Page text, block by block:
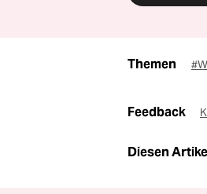
Themen
Feedback
Diesen